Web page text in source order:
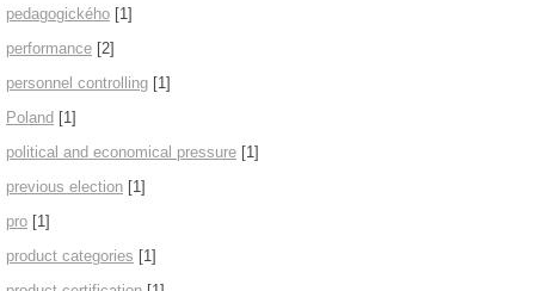
pedagogického [1]
performance [2]
personnel controlling [1]
Poland [1]
political and economical pressure [1]
previous election [1]
pro [1]
product categories [1]